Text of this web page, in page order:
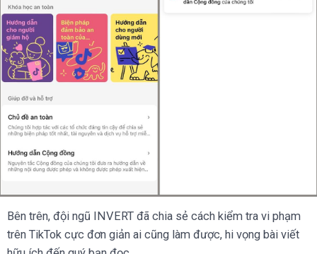
Bên trên, đội ngũ INVERT đã chia sẻ cách kiểm tra vi phạm
trên TikTok cực đơn giản ai cũng làm được, hi vọng bài viết